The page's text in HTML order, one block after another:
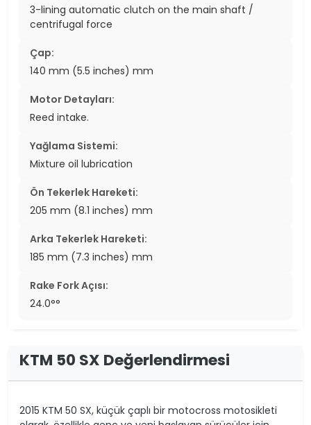
3-lining automatic clutch on the main shaft /
centrifugal force
Çap:
140 mm (5.5 inches) mm
Motor Detayları:
Reed intake.
Yağlama Sistemi:
Mixture oil lubrication
Ön Tekerlek Hareketi:
205 mm (8.1 inches) mm
Arka Tekerlek Hareketi:
185 mm (7.3 inches) mm
Rake Fork Açısı:
24.0°°
KTM 50 SX Değerlendirmesi
2015 KTM 50 SX, küçük çaplı bir motocross motosikleti